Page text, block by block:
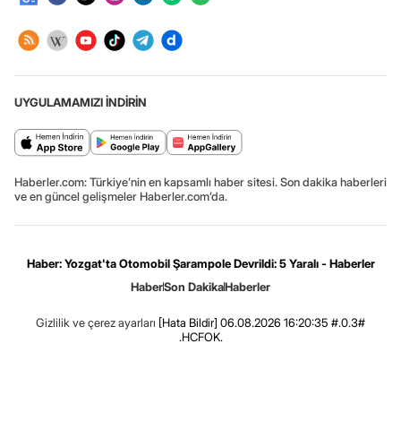
UYGULAMAMIZI İNDİRİN
Haberler.com: Türkiye’nin en kapsamlı haber sitesi. Son dakika haberleri
ve en güncel gelişmeler Haberler.com’da.
Haber: Yozgat'ta Otomobil Şarampole Devrildi: 5 Yaralı - Haberler
HaberSon DakikaHaberler
Gizlilik ve çerez ayarları [Hata Bildir] 06.08.2026 16:20:35 #.0.3#
.HCFOK.